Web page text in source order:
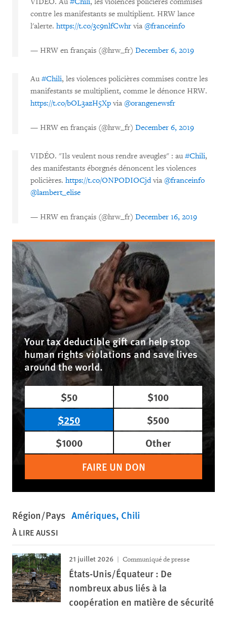
contre les manifestants se multiplient. HRW lance
l'alerte. https://t.co/3c9nlfCwhr via @franceinfo
— HRW en français (@hrw_fr) December 6, 2019
Au #Chili, les violences policières commises contre les
manifestants se multiplient, comme le dénonce HRW.
https://t.co/bOL3azH5Xp via @orangenewsfr
— HRW en français (@hrw_fr) December 6, 2019
VIDÉO. "Ils veulent nous rendre aveugles" : au #Chili,
des manifestants éborgnés dénoncent les violences
policières. https://t.co/ONPODIOCjdvia @franceinfo
@lambert_elise
— HRW en français (@hrw_fr) December 16, 2019
Your tax deductible gift can help stop
human rights violations and save lives
around the world.
$50
$100
$250
$500
$1000
Other
FAIRE UN DON
Région/Pays Amériques Chili
À LIRE AUSSI
21 juillet 2026 Communiqué de presse
États-Unis/Équateur : De
nombreux abus liés à la
coopération en matière de sécurité